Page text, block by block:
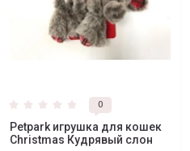
0
Petpark игрушка для кошек
Christmas Кудрявый слон